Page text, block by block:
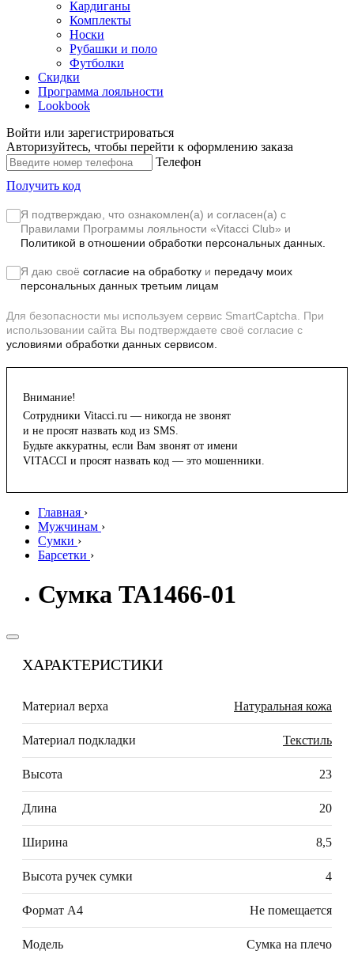
Кардиганы
Комплекты
Носки
Рубашки и поло
Футболки
Скидки
Программа лояльности
Lookbook
Войти или зарегистрироваться
Авторизуйтесь, чтобы перейти к оформлению заказа
Телефон
Получить код
Я подтверждаю, что ознакомлен(а) и согласен(а) с
Правилами Программы лояльности «Vitacci Club» и
Политикой в отношении обработки персональных данных.
Я даю своё согласие на обработку и передачу моих
персональных данных третьим лицам
Для безопасности мы используем сервис SmartCaptcha. При
использовании сайта Вы подтверждаете своё согласие с
условиями обработки данных сервисом.
Внимание!
Сотрудники Vitacci.ru — никогда не звонят
и не просят назвать код из SMS.
Будьте аккуратны, если Вам звонят от имени
VITACCI и просят назвать код — это мошенники.
Главная ›
Мужчинам ›
Сумки ›
Барсетки ›
Сумка TA1466-01
ХАРАКТЕРИСТИКИ
Материал верха Натуральная кожа
Материал подкладки Текстиль
Высота 23
Длина 20
Ширина 8,5
Высота ручек сумки 4
Формат А4 Не помещается
Модель Сумка на плечо